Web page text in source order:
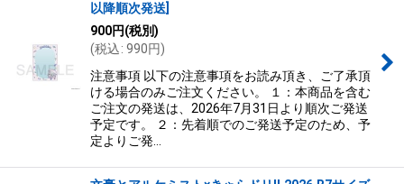
以降順次発送
900円(税別)
(税込: 990円)
注意事項 以下の注意事項をお読み頂き、ご了承頂
ける場合のみご注文ください。 １：本商品を含む
ご注文の発送は、2026年7月31日より順次ご発送
予定です。 ２：先着順でのご発送予定のため、予
定よりご発…